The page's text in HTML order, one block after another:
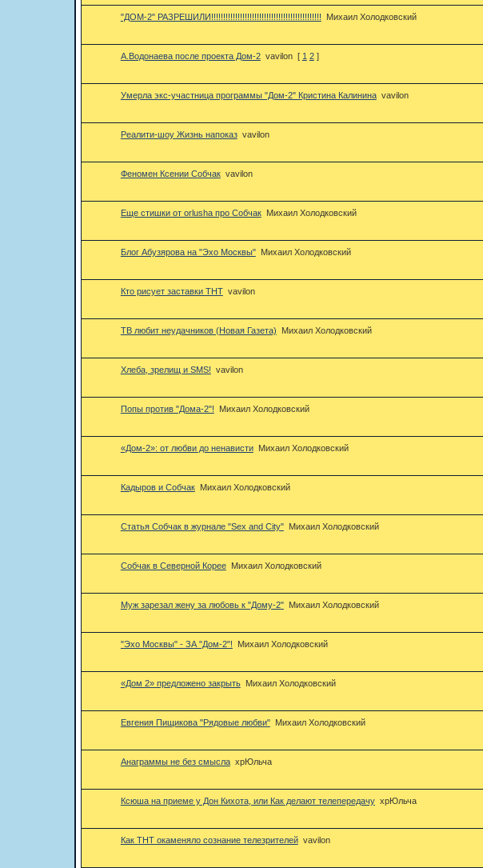
"ДОМ-2" РАЗРЕШИЛИ!!!!!!!!!!!!!!!!!!!!!!!!!!!!!!!!!!!!!!!!!!!!!!
Михаил Холодковский
А.Водонаева после проекта Дом-2 vavilon [ 1 2 ]
Умерла экс-участница программы "Дом-2" Кристина Калинина vavilon
Реалити-шоу Жизнь напоказ vavilon
Феномен Ксении Собчак vavilon
Еще стишки от orlusha про Собчак
Михаил Холодковский
Блог Абузярова на "Эхо Москвы"
Михаил Холодковский
Кто рисует заставки ТНТ vavilon
ТВ любит неудачников (Новая Газета)
Михаил Холодковский
Хлеба, зрелищ и SMS! vavilon
Попы против "Дома-2"!
Михаил Холодковский
«Дом-2»: от любви до ненависти
Михаил Холодковский
Кадыров и Собчак
Михаил Холодковский
Статья Собчак в журнале "Sex and City"
Михаил Холодковский
Собчак в Северной Корее
Михаил Холодковский
Муж зарезал жену за любовь к "Дому-2"
Михаил Холодковский
"Эхо Москвы" - ЗА "Дом-2"!
Михаил Холодковский
«Дом 2» предложено закрыть
Михаил Холодковский
Евгения Пищикова "Рядовые любви"
Михаил Холодковский
Анаграммы не без смысла хрЮльча
Ксюша на приеме у Дон Кихота, или Как делают телепередачу хрЮльча
Как ТНТ окаменяло сознание телезрителей vavilon